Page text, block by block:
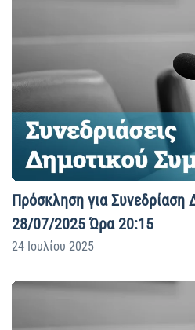
Πρόσκληση για Συνεδρίαση
28/07/2025 Ώρα 20:15
24 Ιουλίου 2025